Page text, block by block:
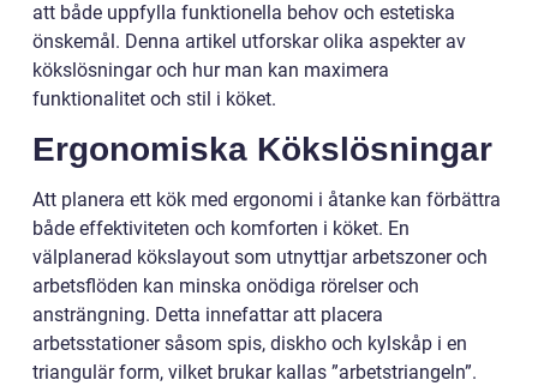
att både uppfylla funktionella behov och estetiska
önskemål. Denna artikel utforskar olika aspekter av
kökslösningar och hur man kan maximera
funktionalitet och stil i köket.
Ergonomiska Kökslösningar
Att planera ett kök med ergonomi i åtanke kan förbättra
både effektiviteten och komforten i köket. En
välplanerad kökslayout som utnyttjar arbetszoner och
arbetsflöden kan minska onödiga rörelser och
ansträngning. Detta innefattar att placera
arbetsstationer såsom spis, diskho och kylskåp i en
triangulär form, vilket brukar kallas ”arbetstriangeln”.